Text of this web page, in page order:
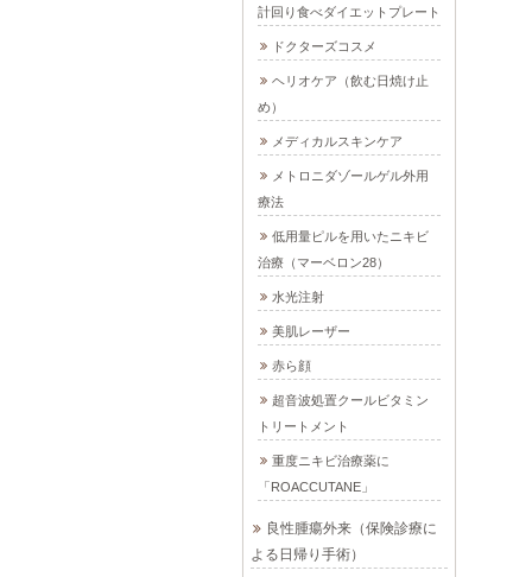
計回り食べダイエットプレート
ドクターズコスメ
ヘリオケア（飲む日焼け止
め）
メディカルスキンケア
メトロニダゾールゲル外用
療法
低用量ピルを用いたニキビ
治療（マーベロン28）
水光注射
美肌レーザー
赤ら顔
超音波処置クールビタミン
トリートメント
重度ニキビ治療薬に
「ROACCUTANE」
良性腫瘍外来（保険診療に
よる日帰り手術）